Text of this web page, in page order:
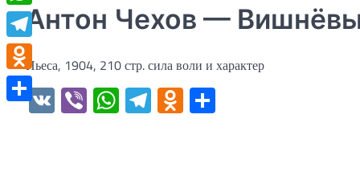
Антон Чехов —
Пьеса, 1904, 210 стр. сила воли и характер
VK ViberWhatsApp
Telegram
Odnoklassniki
WhatsApp
Telegram
Odnoklassniki
Отправить